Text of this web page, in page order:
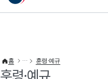
이 누리집은 대한민국 공식 전자정부 누리
홈 훈령·예규